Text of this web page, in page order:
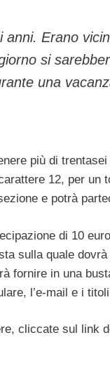
Erano
si
una
più di
12, per un
e potrà
di 10
sulla quale
fornire in una
l’e-mail e i
cliccate sul link